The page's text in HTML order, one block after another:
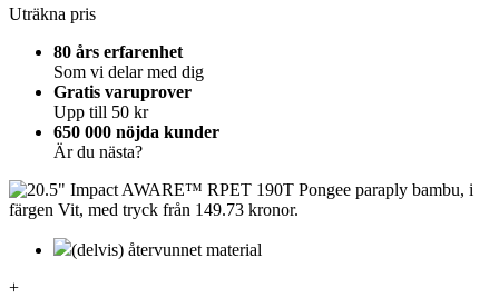
Uträkna pris
80 års erfarenhet
Som vi delar med dig
Gratis varuprover
Upp till 50 kr
650 000 nöjda kunder
Är du nästa?
(delvis) återvunnet material
+